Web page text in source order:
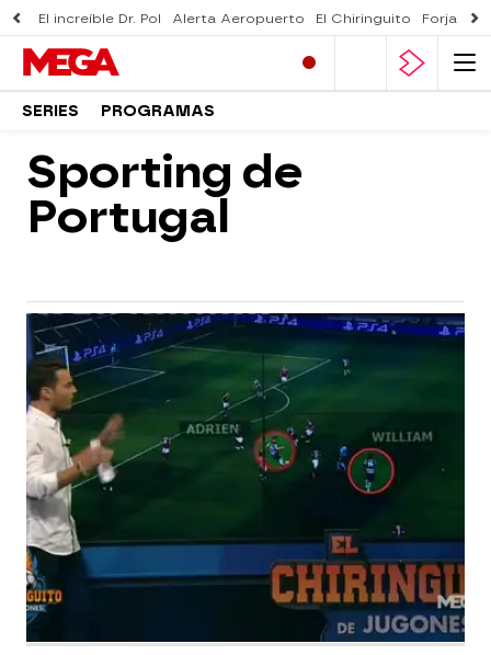
El increíble Dr. Pol Alerta Aeropuerto El Chiringuito Forjado
SERIES PROGRAMAS
Sporting de
Portugal